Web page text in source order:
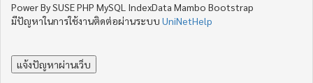
Power By SUSE PHP MySQL IndexData Mambo Bootstrap
มีปัญหาในการใช้งานติดต่อผ่านระบบ UniNetHelp